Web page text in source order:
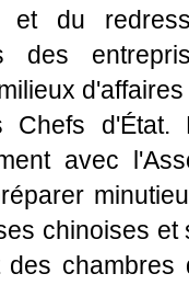
et du
des
Chefs
avec
chinoises
des